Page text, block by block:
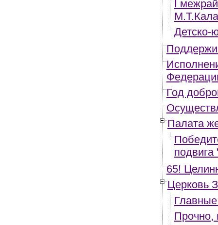
I
Детско-
Год
Палата
подвига
65!
Церковь
Прочно,